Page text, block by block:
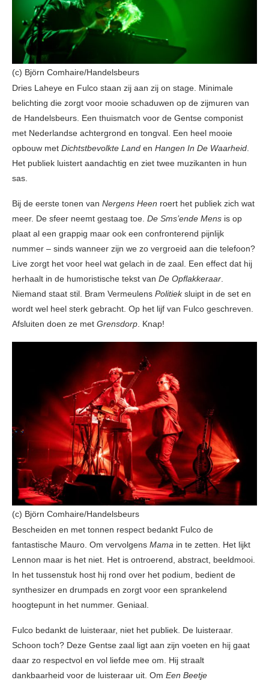
(c) Björn Comhaire/Handelsbeurs
Dries Laheye en Fulco staan zij aan zij on stage. Minimale
belichting die zorgt voor mooie schaduwen op de zijmuren van
de Handelsbeurs. Een thuismatch voor de Gentse componist
met Nederlandse achtergrond en tongval. Een heel mooie
opbouw met Dichtstbevolkte Land en Hangen In De Waarheid
Het publiek luistert aandachtig en ziet twee muzikanten in hun
sas.
Bij de eerste tonen van Nergens Heen roert het publiek zich wat
meer. De sfeer neemt gestaag toe. De Sms’ende Mens is op
plaat al een grappig maar ook een confronterend pijnlijk
nummer – sinds wanneer zijn we zo vergroeid aan die telefoon?
Live zorgt het voor heel wat gelach in de zaal. Een effect dat hij
herhaalt in de humoristische tekst van De Opflakkeraar
Niemand staat stil. Bram Vermeulens Politieksluipt in de set en
wordt wel heel sterk gebracht. Op het lijf van Fulco geschreven.
Afsluiten doen ze met Grensdorp . Knap!
(c) Björn Comhaire/Handelsbeurs
Bescheiden en met tonnen respect bedankt Fulco de
fantastische Mauro. Om vervolgens Mama in te zetten. Het lijkt
Lennon maar is het niet. Het is ontroerend, abstract, beeldmooi.
In het tussenstuk host hij rond over het podium, bedient de
synthesizer en drumpads en zorgt voor een sprankelend
hoogtepunt in het nummer. Geniaal.
Fulco bedankt de luisteraar, niet het publiek. De luisteraar.
Schoon toch? Deze Gentse zaal ligt aan zijn voeten en hij gaat
daar zo respectvol en vol liefde mee om. Hij straalt
dankbaarheid voor de luisteraar uit. Om Een Beetje